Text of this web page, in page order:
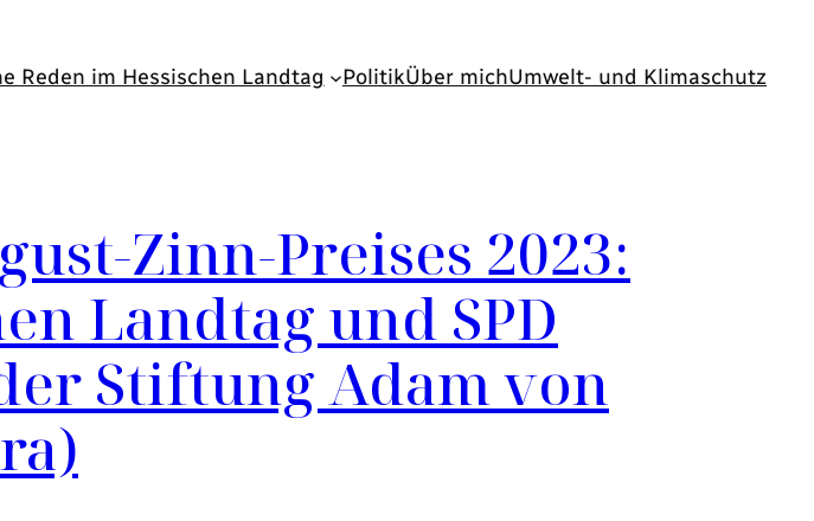
Reden im Hessischen Landtag PolitikÜber michUmwelt- und Klimaschutz
Zinn-Preises 2023:
Landtag und SPD
Stiftung Adam von